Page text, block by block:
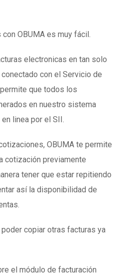
OBUMA es muy fácil.
electronicas en tan solo
con el Servicio de
que todos los
en nuestro sistema
linea por el SII.
OBUMA te permite
cotización previamente
tener que estar repitiendo
así la disponibilidad de
copiar otras facturas ya
el módulo de facturación